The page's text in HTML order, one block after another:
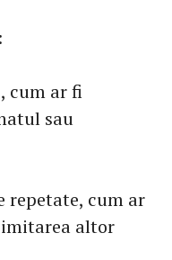
cum ar fi
sau
repetate, cum ar
imitarea altor